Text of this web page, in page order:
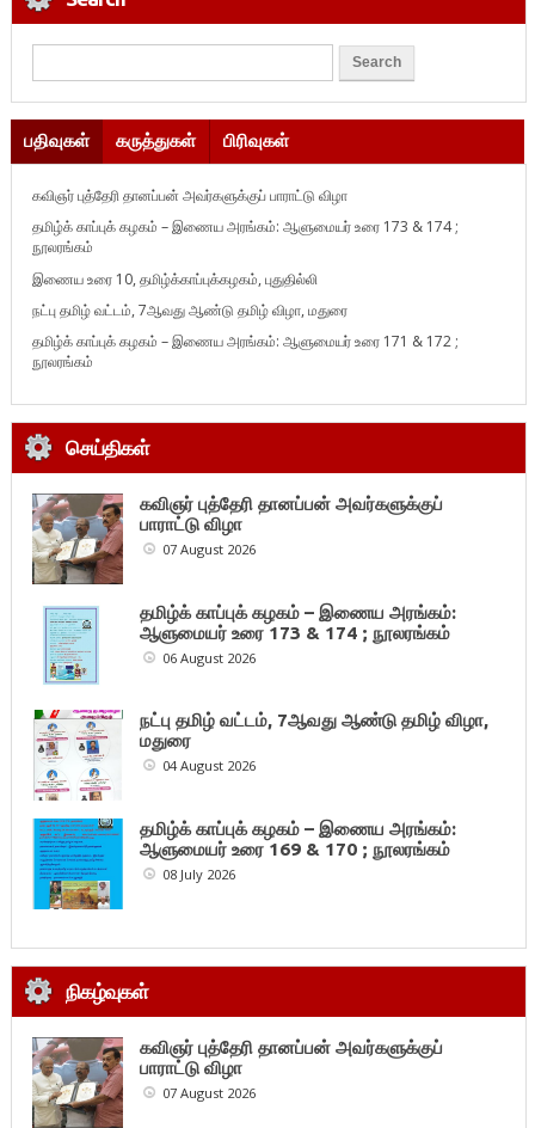
பதிவுகள் கருத்துகள் பிரிவுகள்
கவிஞர் புத்தேரி தானப்பன் அவர்களுக்குப் பாராட்டு விழா
தமிழ்க் காப்புக் கழகம் – இணைய அரங்கம்: ஆளுமையர் உரை 173 & 174 ;
நூலரங்கம்
இணைய உரை 10, தமிழ்க்காப்புக்கழகம், புதுதில்லி
நட்பு தமிழ் வட்டம், 7ஆவது ஆண்டு தமிழ் விழா, மதுரை
தமிழ்க் காப்புக் கழகம் – இணைய அரங்கம்: ஆளுமையர் உரை 171 & 172 ;
நூலரங்கம்
செய்திகள்
கவிஞர் புத்தேரி தானப்பன் அவர்களுக்குப்
பாராட்டு விழா
07 August 2026
தமிழ்க் காப்புக் கழகம் – இணைய அரங்கம்:
ஆளுமையர் உரை 173 & 174 ; நூலரங்கம்
06 August 2026
நட்பு தமிழ் வட்டம், 7ஆவது ஆண்டு தமிழ் விழா,
மதுரை
04 August 2026
தமிழ்க் காப்புக் கழகம் – இணைய அரங்கம்:
ஆளுமையர் உரை 169 & 170 ; நூலரங்கம்
08 July 2026
நிகழ்வுகள்
கவிஞர் புத்தேரி தானப்பன் அவர்களுக்குப்
பாராட்டு விழா
07 August 2026